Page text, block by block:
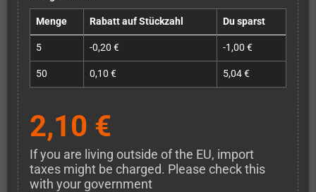
Menge Rabatt auf Stückzahl Du sparst
5 -0,20 € -1,00 €
50 0,10 € 5,04 €
2,10 €
If you are living outside of the EU, import
taxes might be charged. Please check this
with your government